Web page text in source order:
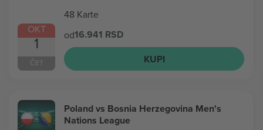
OKT
1
ČET
48 Karte
od16.941 RSD
KUPI
Poland vs Bosnia Herzegovina Men's
Nations League